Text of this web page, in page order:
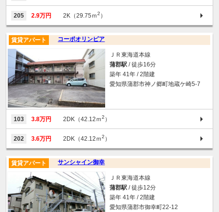
205 2.9万円 2K（29.75ｍ2 ）
コーポオリンピア
賃貸アパート
ＪＲ東海道本線
蒲郡駅 / 徒歩16分
築年 41年 / 2階建
愛知県蒲郡市神ノ郷町地蔵ケ崎5-7
103 3.8万円 2DK（42.12ｍ2 ）
202 3.6万円 2DK（42.12ｍ2 ）
サンシャイン御幸
賃貸アパート
ＪＲ東海道本線
蒲郡駅 / 徒歩12分
築年 41年 / 2階建
愛知県蒲郡市御幸町22-12